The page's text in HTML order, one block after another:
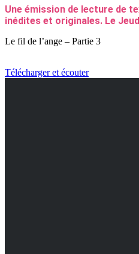
Une émission de lecture de
inédites et originales. Le
Le fil de l’ange – Partie 3
Télécharger et écouter